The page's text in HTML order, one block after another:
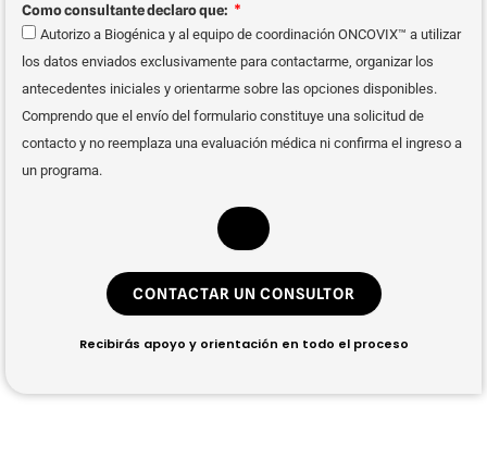
Como consultante declaro que:
Autorizo a Biogénica y al equipo de coordinación ONCOVIX™ a utilizar
los datos enviados exclusivamente para contactarme, organizar los
antecedentes iniciales y orientarme sobre las opciones disponibles.
Comprendo que el envío del formulario constituye una solicitud de
contacto y no reemplaza una evaluación médica ni confirma el ingreso a
un programa.
CONTACTAR UN CONSULTOR
Recibirás apoyo y orientación en todo el proceso